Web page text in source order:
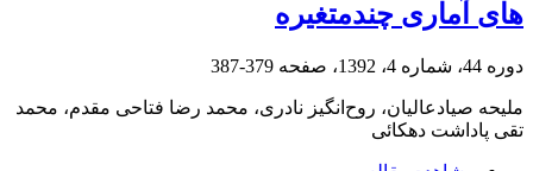
های آماری چند‌متغیره
دوره 44، شماره 4، 1392، صفحه 379-387
ملیحه صیادعالیان، روح‌انگیز نادری، محمد رضا فتاحی مقدم، محمد
تقی پاداشت دهکائی